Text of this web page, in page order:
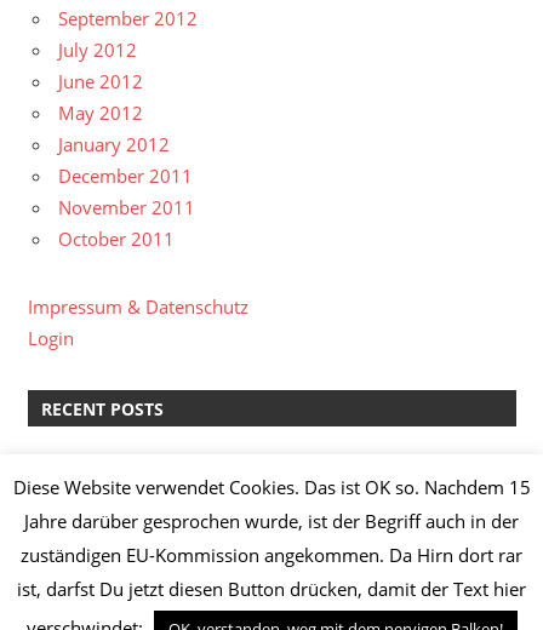
September 2012
July 2012
June 2012
May 2012
January 2012
December 2011
November 2011
October 2011
Impressum & Datenschutz
Login
RECENT POSTS
Lachs-Spinat-Lasagne & Manz Weißburgunder “Löss”
2014
Knoblauch-Hähnchenbrust mit Broccoli,
Champignons, Frühkartoffeln und Kräuterquark
Diese Website verwendet Cookies. Das ist OK so. Nachdem 15
Jahre darüber gesprochen wurde, ist der Begriff auch in der
zuständigen EU-Kommission angekommen. Da Hirn dort rar
ist, darfst Du jetzt diesen Button drücken, damit der Text hier